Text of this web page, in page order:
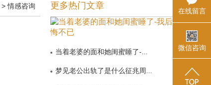
> 情感咨询 更多热门文章
当着老婆的面和她闺蜜睡了-...
梦见老公出轨了是什么征兆周...
在线留言
微信咨询